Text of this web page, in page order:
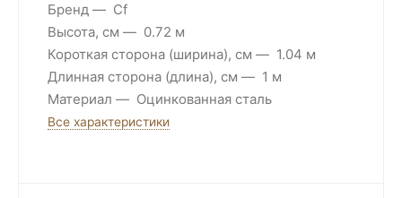
Бренд
Cf
Высота, см
0.72 м
Короткая сторона (ширина), см
1.04 м
Длинная сторона (длина), см
1 м
Материал
Оцинкованная сталь
Все характеристики